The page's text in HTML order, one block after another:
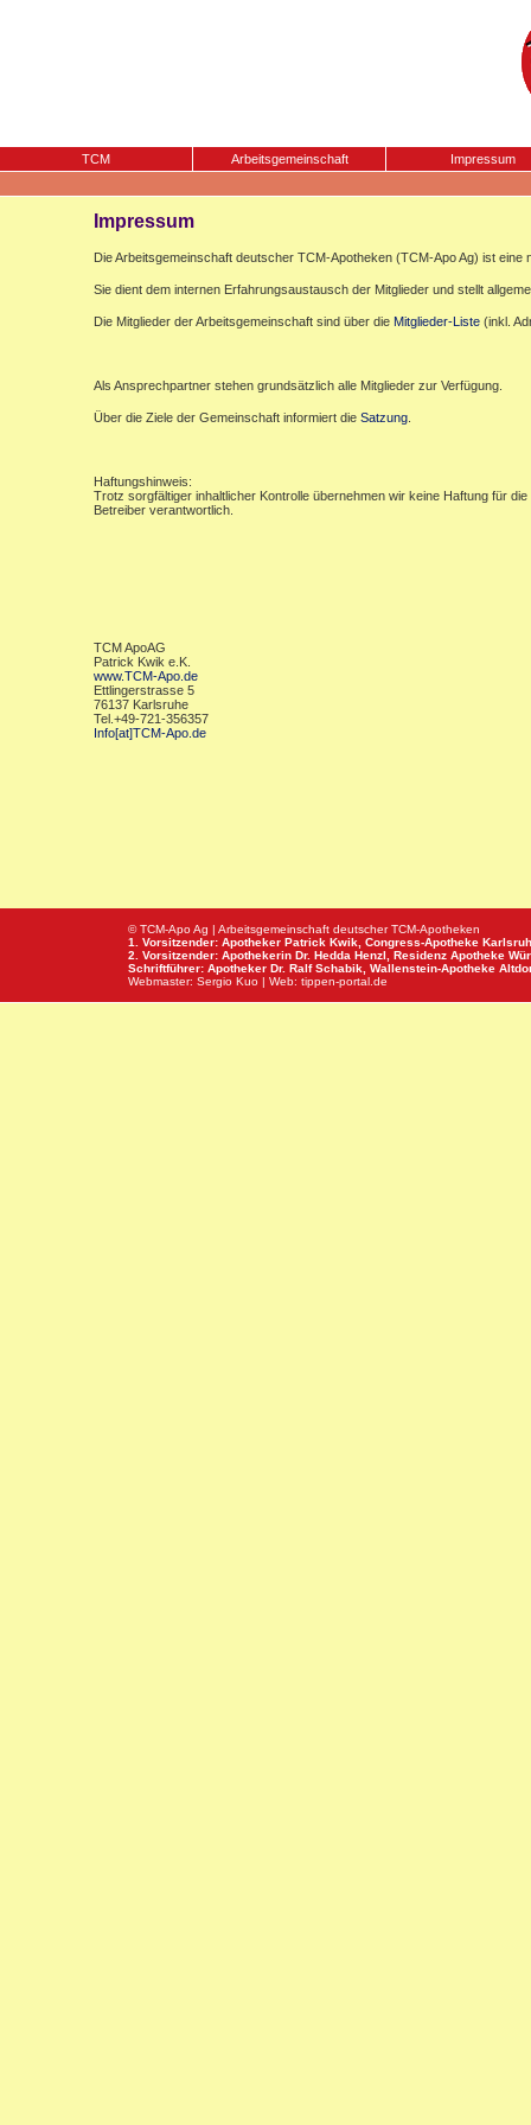
TCM Arbeitsgemeinschaft Impressum
Impressum
Die Arbeitsgemeinschaft deutscher TCM-Apotheken (TCM-Apo Ag) ist eine
Sie dient dem internen Erfahrungsaustausch der Mitglieder und stellt
Die Mitglieder der Arbeitsgemeinschaft sind über die Mitglieder-Liste (inkl.
Als Ansprechpartner stehen grundsätzlich alle Mitglieder zur Verfügung.
Über die Ziele der Gemeinschaft informiert die Satzung
Haftungshinweis:
Trotz sorgfältiger inhaltlicher Kontrolle übernehmen wir keine Haftung für
Betreiber verantwortlich.
TCM ApoAG
Patrick Kwik e.K.
www.TCM-Apo.de
Ettlingerstrasse 5
76137 Karlsruhe
Tel.+49-721-356357
Info[at]TCM-Apo.de
© TCM-Apo Ag | Arbeitsgemeinschaft deutscher TCM-Apotheken
1. Vorsitzender: Apotheker Patrick Kwik, Congress-Apotheke
2. Vorsitzender: Apothekerin Dr. Hedda Henzl, Residenz Apotheke
Schriftführer: Apotheker Dr. Ralf Schabik, Wallenstein-Apotheke
Webmaster: Sergio Kuo | Web: tippen-portal.de